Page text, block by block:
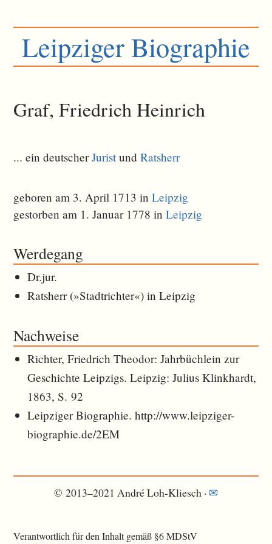
Leipziger Biographie
Graf, Friedrich Heinrich
... ein deutscherJurist undRatsherr
geboren am 3. April 1713 inLeipzig
gestorben am 1. Januar 1778 inLeipzig
Werdegang
Dr.jur.
Ratsherr (»Stadtrichter«) in Leipzig
Nachweise
Richter, Friedrich Theodor: Jahrbüchlein zur
Geschichte Leipzigs. Leipzig: Julius Klinkhardt,
1863, S. 92
Leipziger Biographie. http://www.leipziger-
biographie.de/2EM
© 2013–2021 André Loh-Kliesch · ✉︎
Verantwortlich für den Inhalt gemäß §6 MDStV